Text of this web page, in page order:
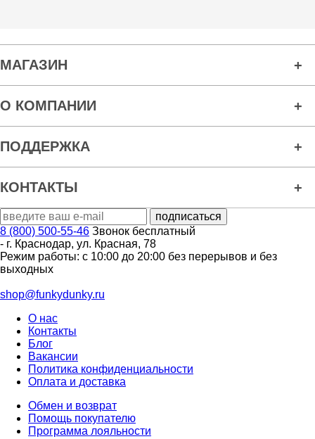
МАГАЗИН
О КОМПАНИИ
ПОДДЕРЖКА
КОНТАКТЫ
8 (800) 500-55-46 Звонок бесплатный
- г. Краснодар, ул. Красная, 78
Режим работы: с 10:00 до 20:00 без перерывов и без
выходных
shop@funkydunky.ru
О нас
Контакты
Блог
Вакансии
Политика конфиденциальности
Оплата и доставка
Обмен и возврат
Помощь покупателю
Программа лояльности